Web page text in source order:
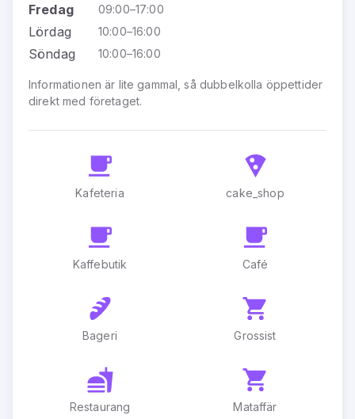
Fredag 09:00–17:00
Lördag 10:00–16:00
Söndag 10:00–16:00
Informationen är lite gammal, så dubbelkolla öppettider
direkt med företaget.
Kafeteria cake_shop
Kaffebutik Café
Bageri Grossist
Restaurang Mataffär